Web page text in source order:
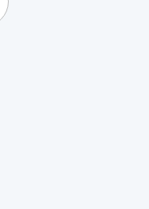
Line